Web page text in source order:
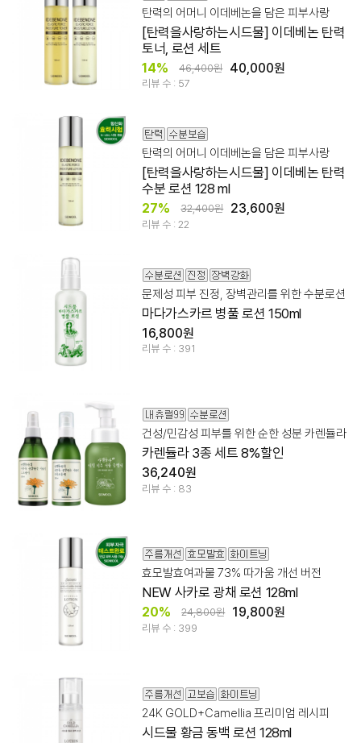
탄력의 어머니 이데베논을 담은 피부사랑
[탄력을사랑하는시드물] 이데베논 탄력
토너, 로션 세트
14% 46,400원 40,000원
리뷰 수 : 57
탄력의 어머니 이데베논을 담은 피부사랑
[탄력을사랑하는시드물] 이데베논 탄력
수분 로션 128 ml
27% 32,400원 23,600원
리뷰 수 : 22
문제성 피부 진정, 장벽관리를 위한 수분로션
마다가스카르 병풀 로션 150ml
16,800원
리뷰 수 : 391
건성/민감성 피부를 위한 순한 성분 카렌듈라
카렌듈라 3종 세트 8%할인
36,240원
리뷰 수 : 83
효모발효여과물 73% 따가움 개선 버전
NEW 사카로 광채 로션 128ml
20% 24,800원 19,800원
리뷰 수 : 399
24K GOLD+Camellia 프리미엄 레시피
시드물 황금 동백 로션 128ml